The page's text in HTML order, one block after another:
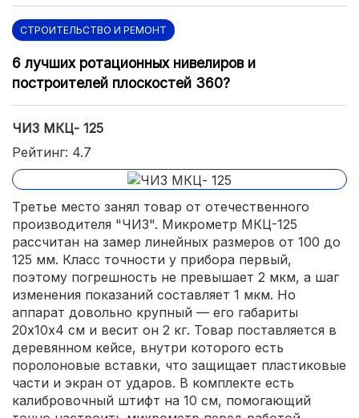
СТРОИТЕЛЬСТВО И РЕМОНТ
6 лучших ротационных нивелиров и
построителей плоскостей 360?
ЧИЗ МКЦ- 125
Рейтинг: 4.7
Третье место занял товар от отечественного
производителя "ЧИЗ". Микрометр МКЦ-125
рассчитан на замер линейных размеров от 100 до
125 мм. Класс точности у прибора первый,
поэтому погрешность не превышает 2 мкм, а шаг
изменения показаний составляет 1 мкм. Но
аппарат довольно крупный — его габариты
20х10х4 см и весит он 2 кг. Товар поставляется в
деревянном кейсе, внутри которого есть
поролоновые вставки, что защищает пластиковые
части и экран от ударов. В комплекте есть
калибровочный штифт на 10 см, помогающий